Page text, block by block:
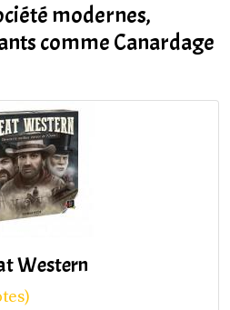
modernes,
comme Canardage
Western